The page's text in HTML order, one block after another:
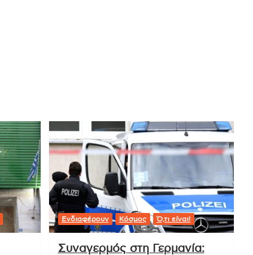
Ενδιαφέρουν Κόσμος Ό,τι είναι!
Συναγερμός στη Γερμανία: